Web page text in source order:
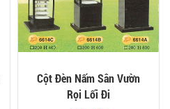
Cột Đèn Nấm Sân Vườn
Rọi Lối Đi